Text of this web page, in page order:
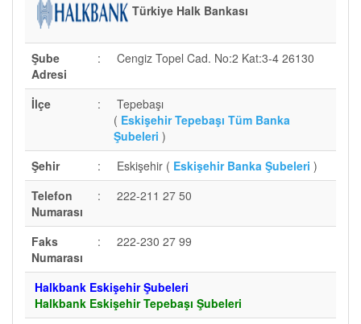
Türkiye Halk Bankası
Şube
Adresi
: Cengiz Topel Cad. No:2 Kat:3-4 26130
İlçe :
Tepebaşı
( Eskişehir Tepebaşı Tüm Banka
Şubeleri )
Şehir
: Eskişehir ( Eskişehir Banka Şubeleri )
Telefon
Numarası
: 222-211 27 50
Faks
Numarası
: 222-230 27 99
Halkbank Eskişehir Şubeleri
Halkbank Eskişehir Tepebaşı Şubeleri